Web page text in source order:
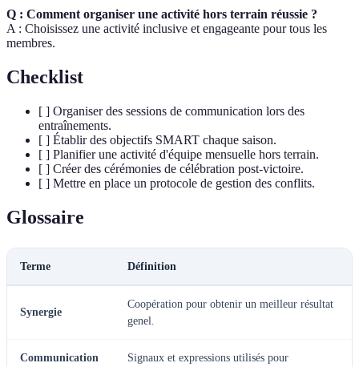
Q : Comment organiser une activité hors terrain réussie ?
A : Choisissez une activité inclusive et engageante pour tous les
membres.
Checklist
[ ] Organiser des sessions de communication lors des
entraînements.
[ ] Établir des objectifs SMART chaque saison.
[ ] Planifier une activité d'équipe mensuelle hors terrain.
[ ] Créer des cérémonies de célébration post-victoire.
[ ] Mettre en place un protocole de gestion des conflits.
Glossaire
Terme Définition
Synergie
Coopération pour obtenir un meilleur résultat
genel.
Communication
Signaux et expressions utilisés pour